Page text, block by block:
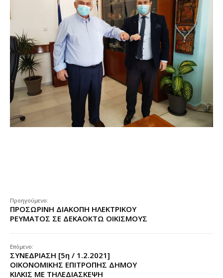
Προηγούμενο:
ΠΡΟΣΩΡΙΝΗ ΔΙΑΚΟΠΗ ΗΛΕΚΤΡΙΚΟΥ
ΡΕΥΜΑΤΟΣ ΣΕ ΔΕΚΑΟΚΤΩ ΟΙΚΙΣΜΟΥΣ
Επόμενο:
ΣΥΝΕΔΡΙΑΣΗ [5η / 1.2.2021]
ΟΙΚΟΝΟΜΙΚΗΣ ΕΠΙΤΡΟΠΗΣ ΔΗΜΟΥ
ΚΙΛΚΙΣ ΜΕ ΤΗΛΕΔΙΑΣΚΕΨΗ